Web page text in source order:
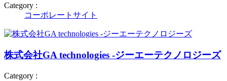
Category :
コーポレートサイト
株式会社GA technologies -ジーエーテクノロジーズ
Category :